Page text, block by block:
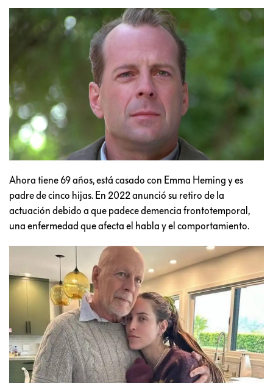
Ahora tiene 69 años, está casado con Emma Heming y es
padre de cinco hijas. En 2022 anunció su retiro de la
actuación debido a que padece demencia frontotemporal,
una enfermedad que afecta el habla y el comportamiento.